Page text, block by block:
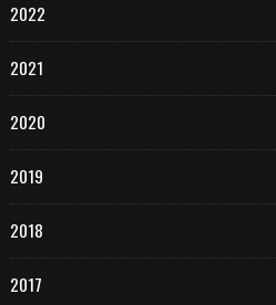
2022
2021
2020
2019
2018
2017